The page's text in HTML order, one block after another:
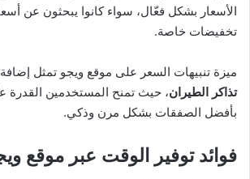
الأسعار بشكل فعّال، سواء كانوا يبحثون عن
تخفيضات خاصة.
ميزة تنبيهات السعر على موقع ويجو تمثل
تذاكر الطيران، حيث تمنح المستخدمين القدرة
بأفضل الصفقات بشكل مرن وذكي.
فوائد توفير الوقت عبر موقع